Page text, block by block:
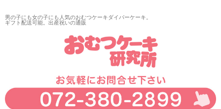
男の子にも女の子にも人気のおむつケーキダイパーケーキ。
ギフト配送可能。出産祝いの通販
翌日発送
◆